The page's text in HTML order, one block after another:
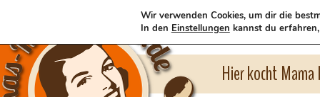
Hier kocht
Wir verwenden Cookies, um dir die
In den Einstellungen kannst du